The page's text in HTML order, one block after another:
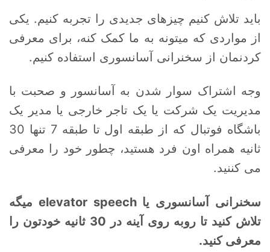
باید تلاش کنیم چیزهای جدیدی را تجربه کنیم. یکی
از مواردی که میتونه به ما کمک کنه، برای معرفی
کردنمان از سخنرانی آسانسوری استفاده کنیم.
وجه اشتراک سوار شدن به آسانسور و صحبت با
مدیریت یک شرکت یا یک تاجر خارجی یا مدیر یک
باشگاه فوتبال که از طبقه اول تا طبقه 7 تنها 30
ثانیه همراه اون فرد هستید، چطور خود را معرفی
می کننید.
سخنرانی آسانسوری یا elevator speech میگه
تلاش کنید تا روبه روی آینه در 30 ثانیه خودتون را
معرفی کنید.